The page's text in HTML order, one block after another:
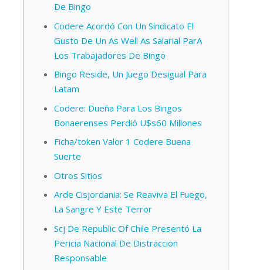
De Bingo
Codere Acordó Con Un Sindicato El
Gusto De Un As Well As Salarial ParA
Los Trabajadores De Bingo
Bingo Reside, Un Juego Desigual Para
Latam
Codere: Dueña Para Los Bingos
Bonaerenses Perdió U$s60 Millones
Ficha/token Valor 1 Codere Buena
Suerte
Otros Sitios
Arde Cisjordania: Se Reaviva El Fuego,
La Sangre Y Este Terror
Scj De Republic Of Chile Presentó La
Pericia Nacional De Distraccion
Responsable